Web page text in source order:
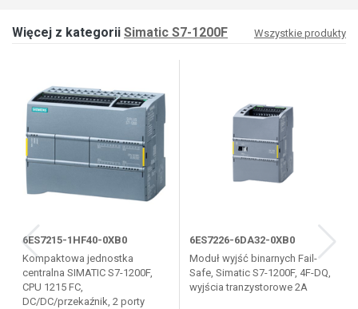
Więcej z kategorii Simatic S7-1200F Wszystkie produkty
6ES7215-1HF40-0XB0
Kompaktowa jednostka
centralna SIMATIC S7-1200F,
CPU 1215 FC,
DC/DC/przekaźnik, 2 porty
6ES7226-6DA32-0XB0
Moduł wyjść binarnych Fail-
Safe, Simatic S7-1200F, 4F-DQ,
wyjścia tranzystorowe 2A